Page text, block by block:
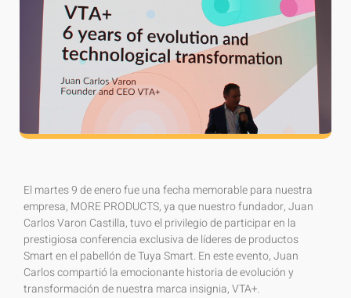
El martes 9 de enero fue una fecha memorable para nuestra
empresa, MORE PRODUCTS, ya que nuestro fundador, Juan
Carlos Varon Castilla, tuvo el privilegio de participar en la
prestigiosa conferencia exclusiva de líderes de productos
Smart en el pabellón de Tuya Smart. En este evento, Juan
Carlos compartió la emocionante historia de evolución y
transformación de nuestra marca insignia, VTA+.